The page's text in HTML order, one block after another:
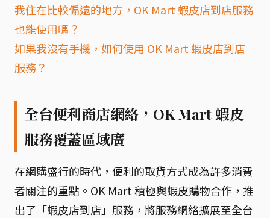
我住在比較偏遠的地方，OK Mart 蝦皮店到店服務
也能使用嗎？
如果我沒有手機，如何使用 OK Mart 蝦皮店到店
服務？
全台便利商店網絡，OK Mart 蝦皮
服務覆蓋區域廣
在網購盛行的時代，便利的取貨方式成為許多消費
者關注的重點。OK Mart 積極與蝦皮購物合作，推
出了「蝦皮店到店」服務，將服務網絡擴展至全台